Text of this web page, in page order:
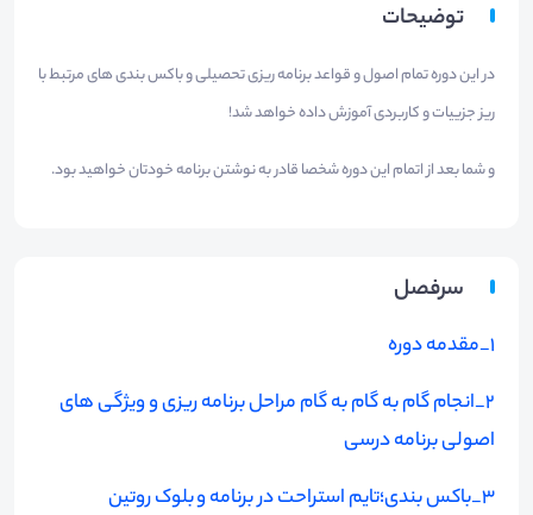
توضیحات
در این دوره تمام اصول و قواعد برنامه ریزی تحصیلی و باکس بندی های مرتبط با
ریز جزییات و کاربردی آموزش داده خواهد شد!
و شما بعد از اتمام این دوره شخصا قادر به نوشتن برنامه خودتان خواهید بود.
سرفصل
1_مقدمه دوره
2_​انجام گام به گام به گام مراحل برنامه ریزی و ویژگی های
اصولی برنامه درسی
3
_باکس بندی؛تایم استراحت در برنامه و بلوک روتین